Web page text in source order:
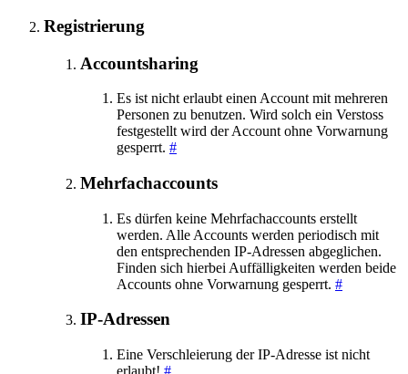
Registrierung
Accountsharing
Es ist nicht erlaubt einen Account mit mehreren
Personen zu benutzen. Wird solch ein Verstoss
festgestellt wird der Account ohne Vorwarnung
gesperrt. #
Mehrfachaccounts
Es dürfen keine Mehrfachaccounts erstellt
werden. Alle Accounts werden periodisch mit
den entsprechenden IP-Adressen abgeglichen.
Finden sich hierbei Auffälligkeiten werden beide
Accounts ohne Vorwarnung gesperrt. #
IP-Adressen
Eine Verschleierung der IP-Adresse ist nicht